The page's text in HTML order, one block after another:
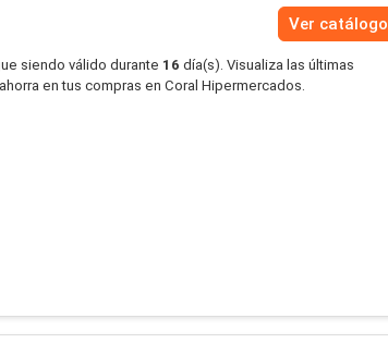
Ver catálogo
siendo válido durante 16 día(s). Visualiza las últimas
en tus compras en Coral Hipermercados.